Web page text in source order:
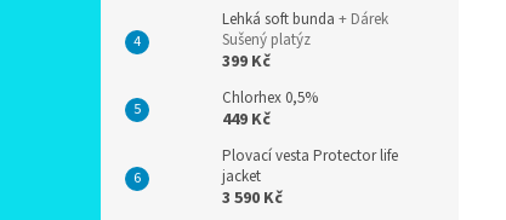
Lehká soft bunda + Dárek
Sušený platýz
399 Kč
Chlorhex 0,5%
449 Kč
Plovací vesta Protector life
jacket
3 590 Kč